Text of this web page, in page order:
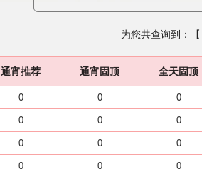
为您共查询到：【
通宵推荐 通宵固顶 全天固顶
0 0 0
0 0 0
0 0 0
0 0 0